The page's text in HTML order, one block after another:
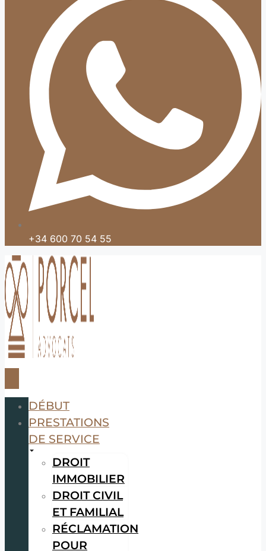
+34 600 70 54 55
DÉBUT
PRESTATIONS
DE SERVICE
DROIT
IMMOBILIER
DROIT CIVIL
ET FAMILIAL
RÉCLAMATION
POUR